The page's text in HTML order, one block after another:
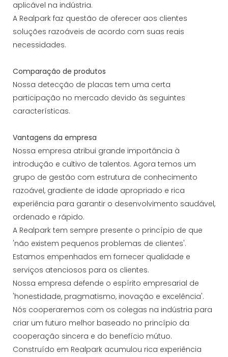
aplicável na indústria.
A Realpark faz questão de oferecer aos clientes
soluções razoáveis ​​de acordo com suas reais
necessidades.
Comparação de produtos
Nossa detecção de placas tem uma certa
participação no mercado devido às seguintes
características.
Vantagens da empresa
Nossa empresa atribui grande importância à
introdução e cultivo de talentos. Agora temos um
grupo de gestão com estrutura de conhecimento
razoável, gradiente de idade apropriado e rica
experiência para garantir o desenvolvimento saudável,
ordenado e rápido.
A Realpark tem sempre presente o princípio de que
'não existem pequenos problemas de clientes'.
Estamos empenhados em fornecer qualidade e
serviços atenciosos para os clientes.
Nossa empresa defende o espírito empresarial de
'honestidade, pragmatismo, inovação e excelência'.
Nós cooperaremos com os colegas na indústria para
criar um futuro melhor baseado no princípio da
cooperação sincera e do benefício mútuo.
Construído em Realpark acumulou rica experiência